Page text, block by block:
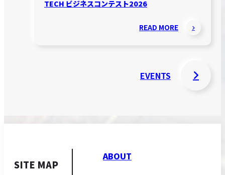
TECH ビジネスコンテスト2026
READ MORE
EVENTS
SITE MAP
ABOUT